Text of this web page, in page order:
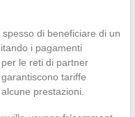
di beneficiare di un
i pagamenti
le reti di partner
tariffe
prestazioni.